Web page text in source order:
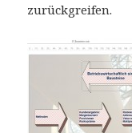
zurückgreifen.